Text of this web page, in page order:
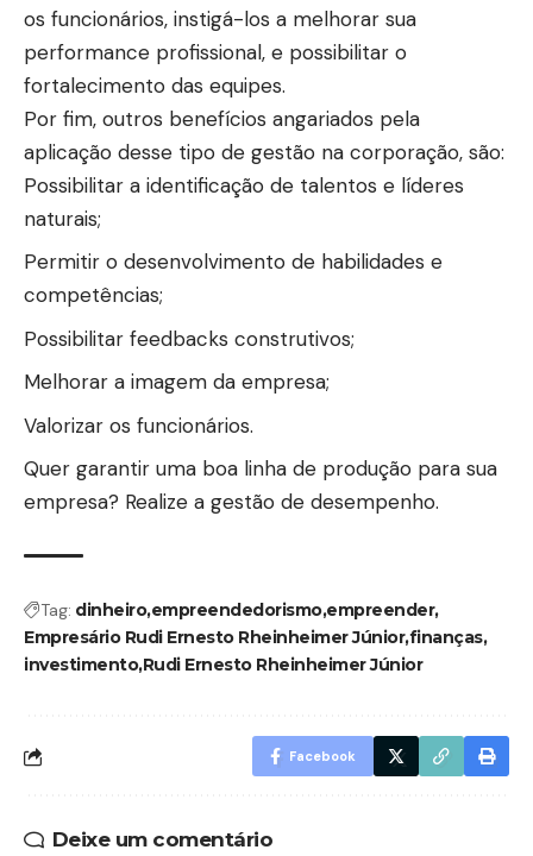
os funcionários, instigá-los a melhorar sua
performance profissional, e possibilitar o
fortalecimento das equipes.
Por fim, outros benefícios angariados pela
aplicação desse tipo de gestão na corporação, são:
Possibilitar a identificação de talentos e líderes
naturais;
Permitir o desenvolvimento de habilidades e
competências;
Possibilitar feedbacks construtivos;
Melhorar a imagem da empresa;
Valorizar os funcionários.
Quer garantir uma boa linha de produção para sua
empresa? Realize a gestão de desempenho.
Tag: dinheiroempreendedorismoempreender
Empresário Rudi Ernesto Rheinheimer Júniorfinanças
investimentoRudi Ernesto Rheinheimer Júnior
Facebook
Deixe um comentário